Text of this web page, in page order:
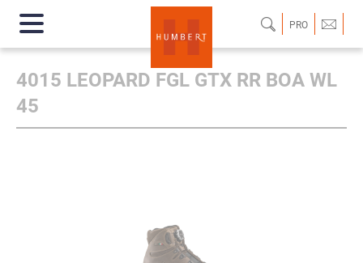
PRO
4015 LEOPARD FGL GTX RR BOA WL
45